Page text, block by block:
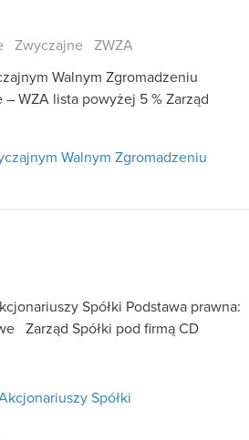
Zwyczajne ZWZA
Walnym Zgromadzeniu
WZA lista powyżej 5 % Zarząd
Walnym Zgromadzeniu
Spółki Podstawa prawna:
Zarząd Spółki pod firmą CD
Spółki